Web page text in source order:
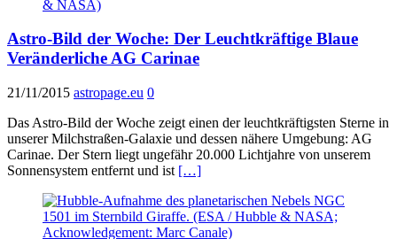
Astro-Bild der Woche: Der Leuchtkräftige Blaue
Veränderliche AG Carinae
21/11/2015 astropage.eu 0
Das Astro-Bild der Woche zeigt einen der leuchtkräftigsten Sterne in
unserer Milchstraßen-Galaxie und dessen nähere Umgebung: AG
Carinae. Der Stern liegt ungefähr 20.000 Lichtjahre von unserem
Sonnensystem entfernt und ist […]